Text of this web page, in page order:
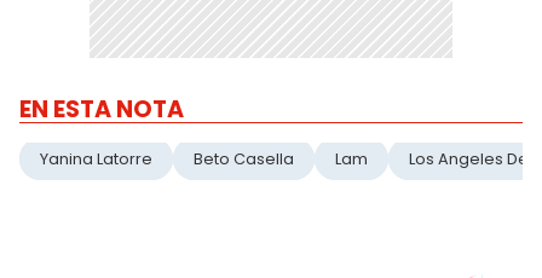
EN ESTA NOTA
Yanina Latorre Beto Casella Lam Los Angeles De